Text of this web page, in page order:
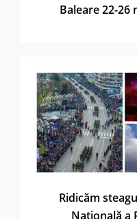
Baleare 22-26
Ridicăm
Națională a